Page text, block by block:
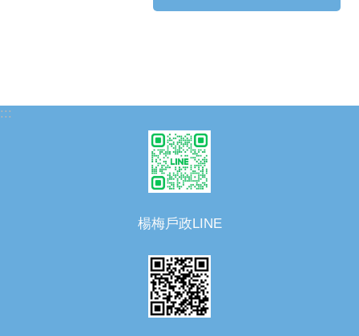
:::
楊梅戶政LINE